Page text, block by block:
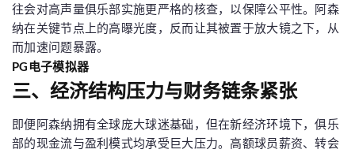
往会对高声量俱乐部实施更严格的核查，以保障公平性。阿森
纳在关键节点上的高曝光度，反而让其被置于放大镜之下，从
而加速问题暴露。
PG电子模拟器
三、经济结构压力与财务链条紧张
即便阿森纳拥有全球庞大球迷基础，但在新经济环境下，俱乐
部的现金流与盈利模式均承受巨大压力。高额球员薪资、转会